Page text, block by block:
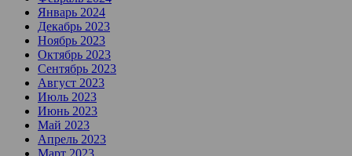
Январь 2024
Декабрь 2023
Ноябрь 2023
Октябрь 2023
Сентябрь 2023
Август 2023
Июль 2023
Июнь 2023
Май 2023
Апрель 2023